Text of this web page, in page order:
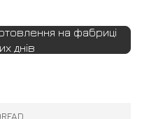
на фабриці
днів